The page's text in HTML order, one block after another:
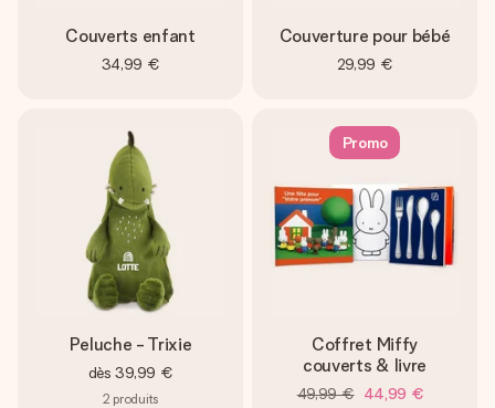
Couverts enfant
34,99 €
Couverture pour bébé
29,99 €
Peluche - Trixie
dès 39,99 €
2 produits
Promo
Coffret Miffy
couverts & livre
49,99 € 44,99 €